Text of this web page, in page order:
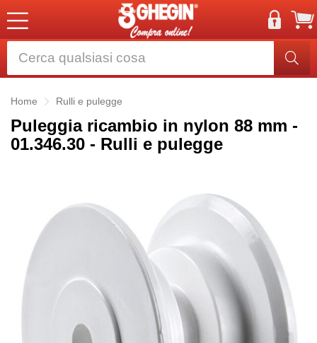
Home Rulli e pulegge
Puleggia ricambio in nylon 88 mm -
01.346.30 - Rulli e pulegge